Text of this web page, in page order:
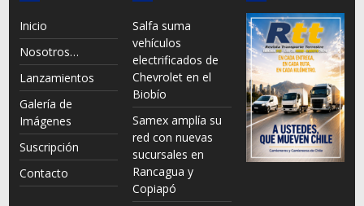
Inicio
Nosotros…
Lanzamientos
Galería de
Imágenes
Suscripción
Contacto
Salfa suma
vehículos
electrificados de
Chevrolet en el
Biobío
Samex amplía su
red con nuevas
sucursales en
Rancagua y
Copiapó